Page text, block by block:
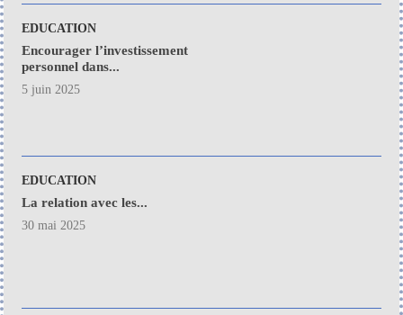
EDUCATION
Encourager l’investissement
personnel dans...
5 juin 2025
EDUCATION
La relation avec les...
30 mai 2025